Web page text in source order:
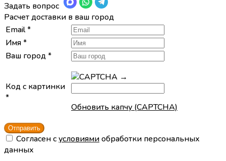
Задать вопрос
Расчет доставки в ваш город
Email*
Имя*
Ваш город*
Код с картинки
*
→
Обновить капчу (CAPTCHA)
Cогласен сусловиямиобработки персональных
данных